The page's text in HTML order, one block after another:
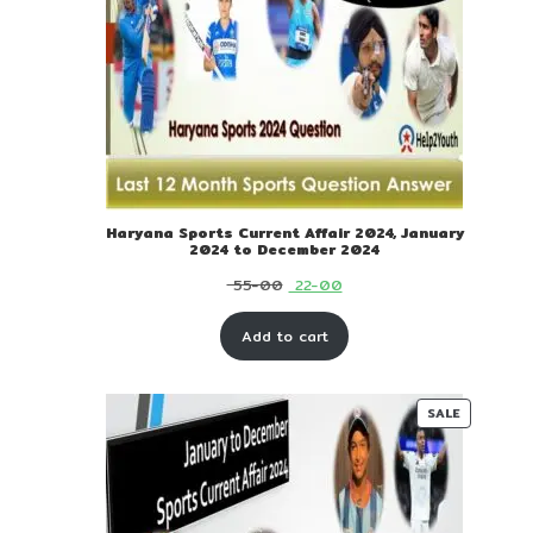
Haryana Sports Current Affair 2024, January
2024 to December 2024
55-00 Original
price
was:
00.
22-00Current
price
is:
00.
Add to cart
SALE